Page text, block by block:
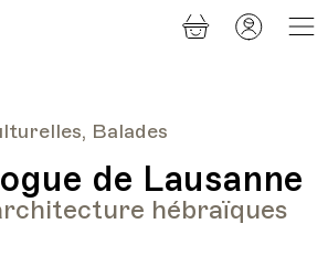
Balades
de Lausanne
hébraïques
Panier
Mon